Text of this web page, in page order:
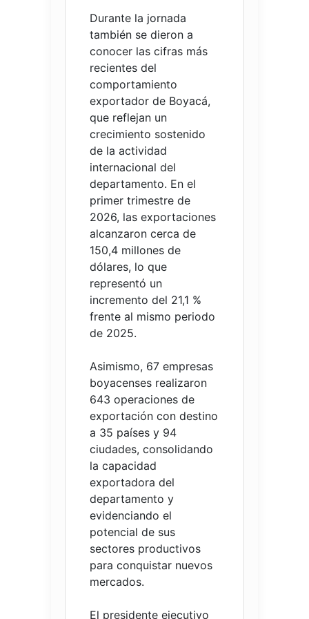
Durante la jornada
también se dieron a
conocer las cifras más
recientes del
comportamiento
exportador de Boyacá,
que reflejan un
crecimiento sostenido
de la actividad
internacional del
departamento. En el
primer trimestre de
2026, las exportaciones
alcanzaron cerca de
150,4 millones de
dólares, lo que
representó un
incremento del 21,1 %
frente al mismo periodo
de 2025.
Asimismo, 67 empresas
boyacenses realizaron
643 operaciones de
exportación con destino
a 35 países y 94
ciudades, consolidando
la capacidad
exportadora del
departamento y
evidenciando el
potencial de sus
sectores productivos
para conquistar nuevos
mercados.
El presidente ejecutivo